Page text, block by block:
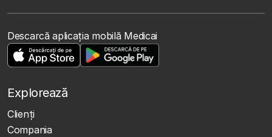
Descarcă aplicația mobilă Medicai
Explorează
Clienţi
Compania